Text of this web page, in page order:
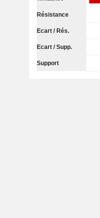
Résistance
Ecart / Rés.
Ecart / Supp.
Support